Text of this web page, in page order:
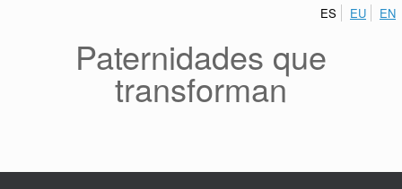
Paternidades que
transforman
ES EU EN